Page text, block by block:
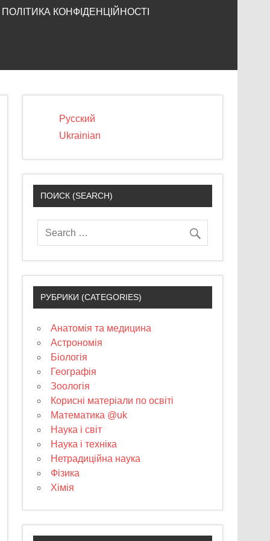
ПОЛІТИКА КОНФІДЕНЦІЙНОСТІ
Русский
Ukrainian
ПОИСК (SEARCH)
РУБРИКИ (CATEGORIES)
Анатомія та медицина
Астрономія
Біологія
Географія
Зоологія
Корисні матеріали по освіті
Математика @uk
Наука і світ
Наука і техніка
Нетрадиційна наука
Фізика
Хімія